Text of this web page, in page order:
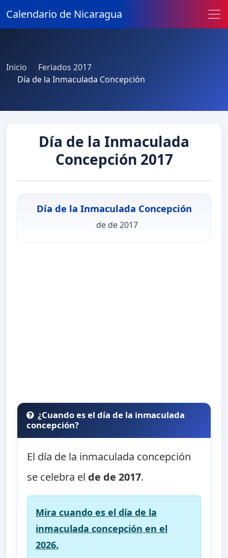
Calendario de Nicaragua
Inicio
Feriados 2017
Día de la Inmaculada Concepción
Día de la Inmaculada
Concepción 2017
Día de la Inmaculada Concepción
de de 2017
¿Cuando es el día de la inmaculada
concepción?
El día de la inmaculada concepción
se celebra el de de 2017.
Mira cuando es el día de la
inmaculada concepción en el
2026.